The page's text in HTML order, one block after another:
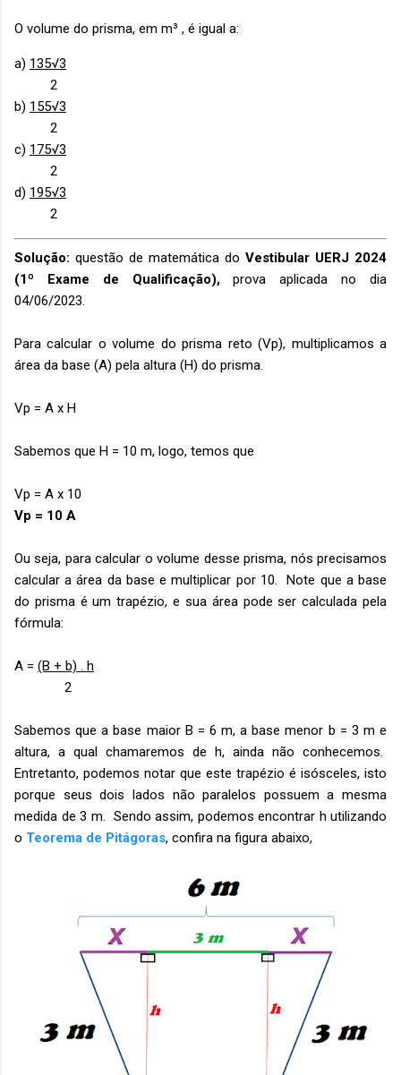
O volume do prisma, em m³ , é igual a:
a) 135√3
2
b) 155√3
2
c) 175√3
2
d) 195√3
2
Solução: questão de matemática do Vestibular UERJ 2024
(1º Exame de Qualificação),prova aplicada no dia
04/06/2023.
Para calcular o volume do prisma reto (Vp), multiplicamos a
área da base (A) pela altura (H) do prisma.
Vp = A x H
Sabemos que H = 10 m, logo, temos que
Vp = A x 10
Vp = 10 A
Ou seja, para calcular o volume desse prisma, nós precisamos
calcular a área da base e multiplicar por 10. Note que a base
do prisma é um trapézio, e sua área pode ser calculada pela
fórmula:
A = (B + b) . h
2
Sabemos que a base maior B = 6 m, a base menor b = 3 m e
altura, a qual chamaremos de h, ainda não conhecemos.
Entretanto, podemos notar que este trapézio é isósceles, isto
porque seus dois lados não paralelos possuem a mesma
medida de 3 m. Sendo assim, podemos encontrar h utilizando
o Teorema de Pitágoras, confira na figura abaixo,